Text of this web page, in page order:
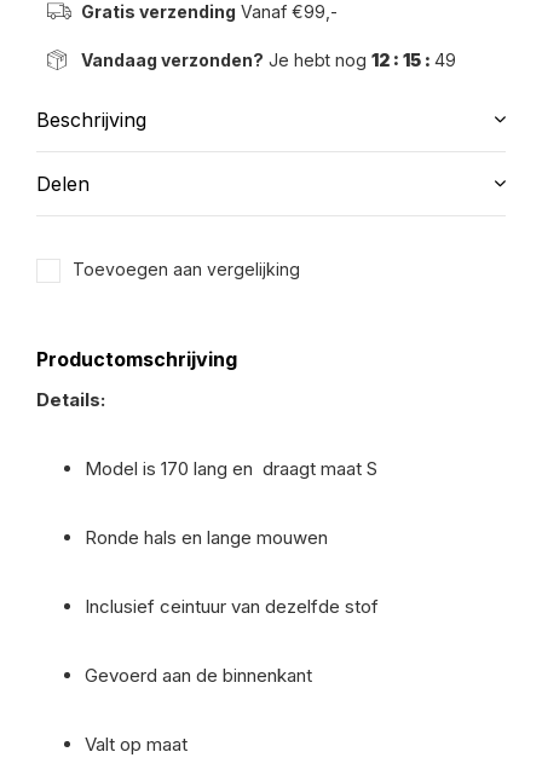
Gratis verzending Vanaf €99,-
Vandaag verzonden? Je hebt nog 12 : 15 : 49
Beschrijving
Delen
Toevoegen aan vergelijking
Productomschrijving
Details:
Model is 170 lang en draagt maat S
Ronde hals en lange mouwen
Inclusief ceintuur van dezelfde stof
Gevoerd aan de binnenkant
Valt op maat